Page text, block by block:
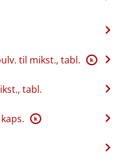
til mikst., tabl. K
tabl.
K